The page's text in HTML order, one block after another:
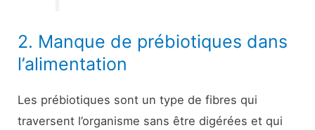
2. Manque de prébiotiques dans
l’alimentation
Les prébiotiques sont un type de fibres qui
traversent l’organisme sans être digérées et qui